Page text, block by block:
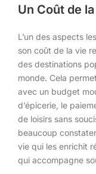
Un Coût de
L’un des aspects
son coût de la vie
des destinations
monde. Cela
avec un budget
d’épicerie, le
de loisirs sans
beaucoup
vie qui les enrichit
qui accompagne